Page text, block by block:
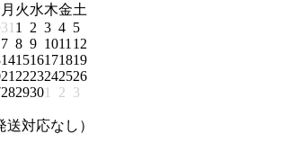
月 火水木金土
31 1 2 3 4 5
7 8 9 1011 12
141516171819
21 2223242526
2829301 2 3
対応なし）